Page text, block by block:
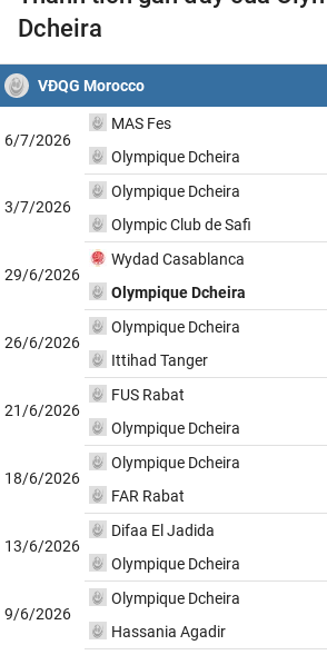
Dcheira
VĐQG Morocco
6/7/2026
MAS Fes
Olympique Dcheira
3/7/2026
Olympique Dcheira
Olympic Club de Safi
29/6/2026
Wydad Casablanca
Olympique Dcheira
26/6/2026
Olympique Dcheira
Ittihad Tanger
21/6/2026
FUS Rabat
Olympique Dcheira
18/6/2026
Olympique Dcheira
FAR Rabat
13/6/2026
Difaa El Jadida
Olympique Dcheira
9/6/2026
Olympique Dcheira
Hassania Agadir